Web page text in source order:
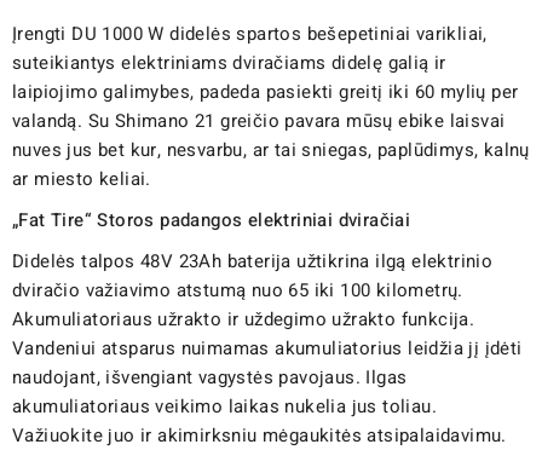
Įrengti DU 1000 W didelės spartos bešepetiniai varikliai,
suteikiantys elektriniams dviračiams didelę galią ir
laipiojimo galimybes, padeda pasiekti greitį iki 60 mylių per
valandą. Su Shimano 21 greičio pavara mūsų ebike laisvai
nuves jus bet kur, nesvarbu, ar tai sniegas, paplūdimys, kalnų
ar miesto keliai.
„Fat Tire“ Storos padangos elektriniai dviračiai
Didelės talpos 48V 23Ah baterija užtikrina ilgą elektrinio
dviračio važiavimo atstumą nuo 65 iki 100 kilometrų.
Akumuliatoriaus užrakto ir uždegimo užrakto funkcija.
Vandeniui atsparus nuimamas akumuliatorius leidžia jį įdėti
naudojant, išvengiant vagystės pavojaus. Ilgas
akumuliatoriaus veikimo laikas nukelia jus toliau.
Važiuokite juo ir akimirksniu mėgaukitės atsipalaidavimu.